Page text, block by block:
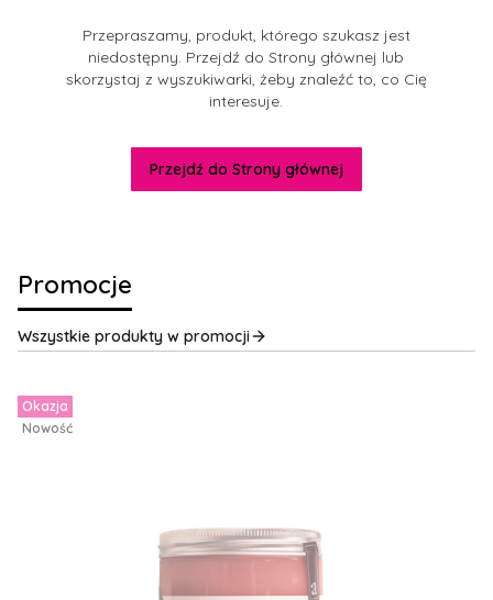
Przepraszamy, produkt, którego szukasz jest
niedostępny. Przejdź do Strony głównej lub
skorzystaj z wyszukiwarki, żeby znaleźć to, co Cię
interesuje.
Przejdź do Strony głównej
Promocje
Wszystkie produkty w promocji
Okazja
Nowość